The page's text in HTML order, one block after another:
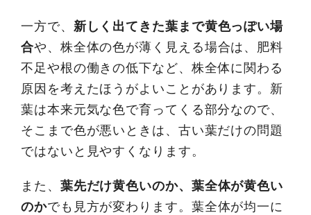
一方で、 新しく出てきた葉まで黄色っぽい場
合や、株全体の色が薄く見える場合は、肥料
不足や根の働きの低下など、株全体に関わる
原因を考えたほうがよいことがあります。新
葉は本来元気な色で育ってくる部分なので、
そこまで色が悪いときは、古い葉だけの問題
ではないと見やすくなります。
また、 葉先だけ黄色いのか、葉全体が黄色い
のかでも見方が変わります。葉全体が均一に